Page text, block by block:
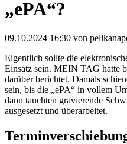
„ePA“?
09.10.2024 16:30 von
Eigentlich sollte die
Einsatz sein. MEIN TAG hatte
darüber berichtet. Damals
sein, bis die „ePA“ in vollem
dann tauchten gravierende
ausgesetzt und überarbeitet.